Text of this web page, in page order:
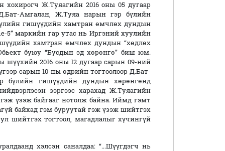
Ж.Туяагийн 2016 оны 05 дугаар
Амгалан, Ж.Туяа нарын гэр бүлийн
гишүүдийн хамтран өмчлөх дундын
5” маркийн гар утас нь Иргэний хуулийн
хамтран өмчлөх дундын “хөдлөх
буюу “Бусдын эд хөрөнгө” биш юм.
шүүхийн 2016 оны 12 дугаар сарын 09-ний
сарын 10-ны өдрийн тогтоолоор Д.Бат-
бүлийн гишүүдийн дундын хөрөнгөнд
зэргээс харахад Ж.Туяагийн
үзэж байгааг нотолж байна. Иймд гэмт
байхад гэм буруутай гэж үзэж шийтгэх
шийтгэх тогтоол, магадлалыг хүчингүй
хэлсэн саналдаа: “...Шүүгдэгч нь